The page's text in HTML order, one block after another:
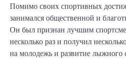
Помимо своих спортивных
занимался общественной и
Он был признан лучшим
несколько раз и получил
на молодежь и развитие лыжного